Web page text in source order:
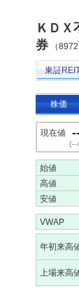
ＫＤ
券 （8972
東証
株価
現在値
始値
高値
安値
VWAP
年初来高
上場来高